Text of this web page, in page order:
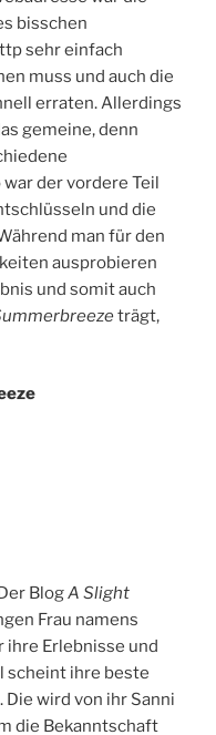
bisschen
sehr einfach
muss und auch die
erraten. Allerdings
gemeine, denn
der vordere Teil
und die
man für den
ausprobieren
und somit auch
trägt,
BlogA Slight
Frau namens
Erlebnisse und
scheint ihre beste
wird von ihr Sanni
die Bekanntschaft